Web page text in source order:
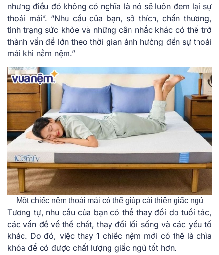
nhưng điều đó không có nghĩa là nó sẽ luôn đem lại sự
thoải mái”. “Nhu cầu của bạn, sở thích, chấn thương,
tình trạng sức khỏe và những cân nhắc khác có thể trở
thành vấn đề lớn theo thời gian ảnh hưởng đến sự thoải
mái khi nằm nệm.”
Một chiếc nệm thoải mái có thể giúp cải thiện giấc ngủ
Tương tự, nhu cầu của bạn có thể thay đổi do tuổi tác,
các vấn đề về thể chất, thay đổi lối sống và các yếu tố
khác. Do đó, việc thay 1 chiếc nệm mới có thể là chìa
khóa để có được chất lượng giấc ngủ tốt hơn.